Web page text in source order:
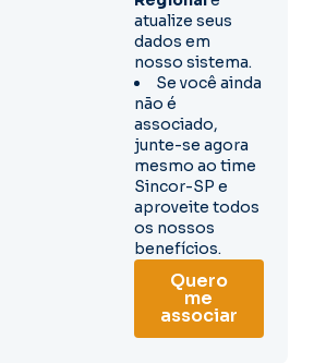
atualize seus
dados em
nosso sistema.
Se você ainda
não é
associado,
junte-se agora
mesmo ao time
Sincor-SP e
aproveite todos
os nossos
benefícios.
Quero
me
associar